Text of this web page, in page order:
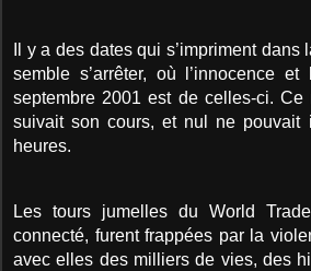
Il y a des dates qui s’impriment
semble s’arrêter, où l’innocence
septembre 2001 est de celles-ci.
suivait son cours, et nul ne pouvait
heures.
Les tours jumelles du World
connecté, furent frappées par la
avec elles des milliers de vies, des